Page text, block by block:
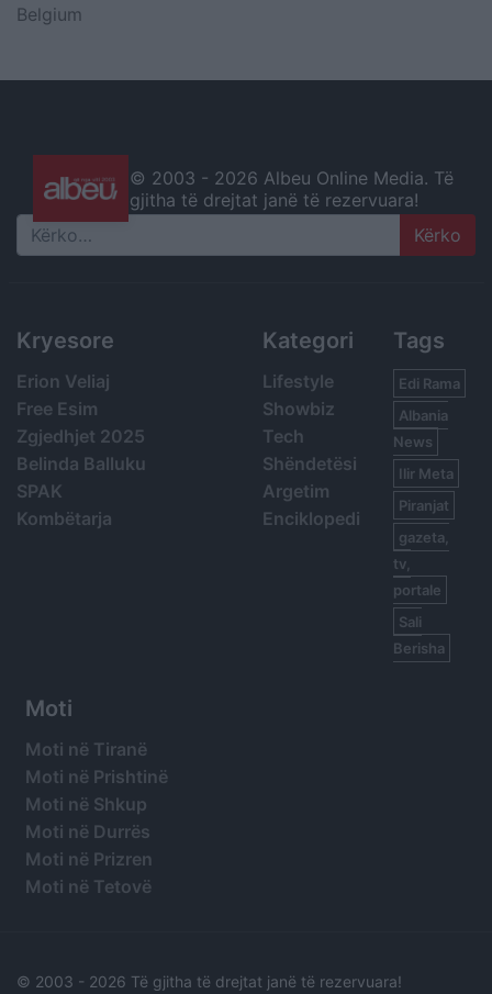
Belgium
© 2003 - 2026 Albeu Online Media. Të
gjitha të drejtat janë të rezervuara!
Search
Kryesore
Erion Veliaj
Free Esim
Zgjedhjet 2025
Belinda Balluku
SPAK
Kombëtarja
Kategori
Lifestyle
Showbiz
Tech
Shëndetësi
Argetim
Enciklopedi
Tags
Edi Rama
Albania
News
Ilir Meta
Piranjat
gazeta,
tv,
portale
Sali
Berisha
Moti
Moti në Tiranë
Moti në Prishtinë
Moti në Shkup
Moti në Durrës
Moti në Prizren
Moti në Tetovë
© 2003 - 2026 Të gjitha të drejtat janë të rezervuara!